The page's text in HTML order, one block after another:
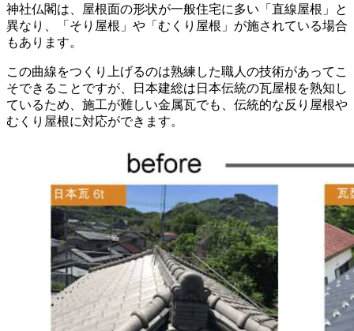
神社仏閣は、屋根面の形状が一般住宅に多い「直線屋根」と
異なり、「そり屋根」や「むくり屋根」が施されている場合
もあります。
この曲線をつくり上げるのは熟練した職人の技術があってこ
そできることですが、日本建総は日本伝統の瓦屋根を熟知し
ているため、施工が難しい金属瓦でも、伝統的な反り屋根や
むくり屋根に対応ができます。